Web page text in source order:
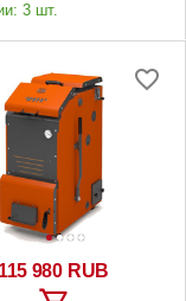
3 шт.
115 980 RUB